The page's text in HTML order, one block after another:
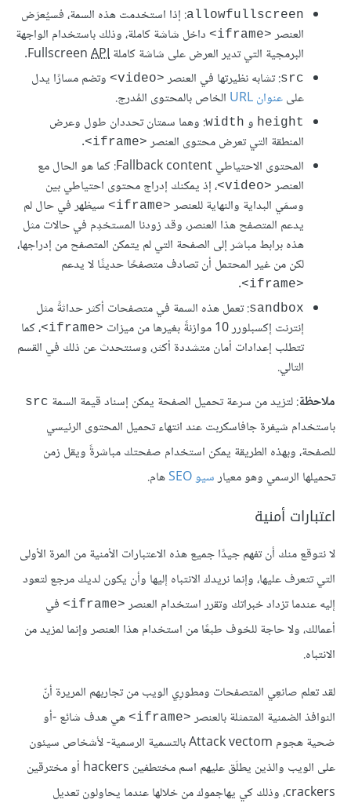
allowfullscreen: إذا استخدمت هذه السمة، فسيُعرَض
العنصر <iframe>
داخل شاشة كاملة، وذلك باستخدام الواجهة
البرمجية التي تدير العرض على شاشة كاملة FullscreenAPI
.
src: تشابه نظيرتها في العنصر <video>
وتضم مسارًا يدل
علىعنوان URL الخاص بالمحتوى المُدرج.
height و width: وهما سمتان تحددان طول وعرض
المنطقة التي تعرض محتوى العنصر <iframe>
.
المحتوى الاحتياطي Fallback content: كما هو الحال مع
العنصر <video>
، إذ يمكنك إدراج محتوى احتياطي بين
وسمَي البداية والنهاية للعنصر <iframe>
سيظهر في حال لم
يدعم المتصفح هذا العنصر، وقد زودنا المستخدِم في حالات مثل
هذه برابط مباشر إلى الصفحة التي لم يتمكن المتصفح من إدراجها،
لكن من غير المحتمل أن تصادف متصفحًا حديثًا لا يدعم
<iframe>
.
sandbox: تعمل هذه السمة في متصفحات أكثر حداثةً مثل
إنترنت إكسبلورر 10 موازنةً بغيرها من ميزات
<iframe>
، كما
تتطلب إعدادات أمان متشددة أكثر، وسنتحدث عن ذلك في القسم
التالي.
ملاحظة: لتزيد من سرعة تحميل الصفحة يمكن إسناد قيمة السمة src
باستخدام شيفرة جافاسكربت عند انتهاء تحميل المحتوى الرئيسي
للصفحة، وبهذه الطريقة يمكن استخدام صفحتك مباشرةً ويقل زمن
تحميلها الرسمي وهو معيارسيو SEO هام.
اعتبارات أمنية
لا نتوقع منك أن تفهم جيدًا جميع هذه الاعتبارات الأمنية من المرة الأولى
التي تتعرف عليها، وإنما نريدك الانتباه إليها وأن يكون لديك مرجع لتعود
إليه عندما تزداد خبراتك وتقرر استخدام العنصر <iframe>
في
أعمالك، ولا حاجة للخوف طبعًا من استخدام هذا العنصر وإنما لمزيد من
الانتباه.
لقد تعلم صانعِي المتصفحات ومطورِي الويب من تجاربهم المريرة أنّ
النوافذ الضمنية المتمثلة بالعنصر <iframe>
هي هدف شائع -أو
ضحية هجوم Attack vectom بالتسمية الرسمية- لأشخاص سيئون
على الويب والذين يطلَق عليهم اسم مختطفين hackers أو مخترقين
crackers، وذلك كي يهاجموك من خلالها عندما يحاولون تعديل